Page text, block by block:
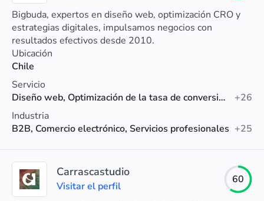
Bigbuda, expertos en diseño web, optimización CRO y
estrategias digitales, impulsamos negocios con
resultados efectivos desde 2010.
Ubicación
Chile
Servicio
Diseño web, Optimización de la tasa de conversión, Marketing digital
+26
Industria
B2B, Comercio electrónico, Servicios profesionales +25
Carrascastudio
Visitar el perfil
60